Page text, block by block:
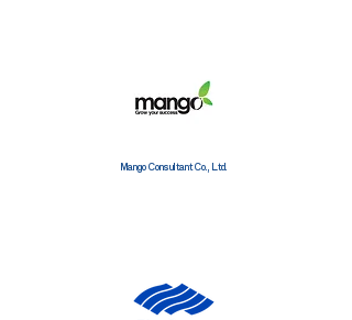
Mango Consultant Co., Ltd.